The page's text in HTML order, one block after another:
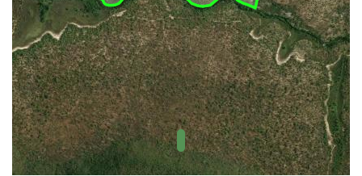
Biomas
(IBGE)
Vegetação
(IBGE)
Rodovias
(IBGE)
Relevo
(IBGE)